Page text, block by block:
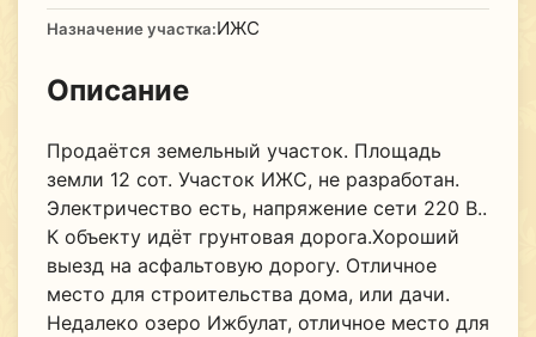
Назначение участка:ИЖС
Описание
Продаётся земельный участок. Площадь
земли 12 сот. Участок ИЖС, не разработан.
Электричество есть, напряжение сети 220 В..
К объекту идёт грунтовая дорога.Хороший
выезд на асфальтовую дорогу. Отличное
место для строительства дома, или дачи.
Недалеко озеро Ижбулат, отличное место для